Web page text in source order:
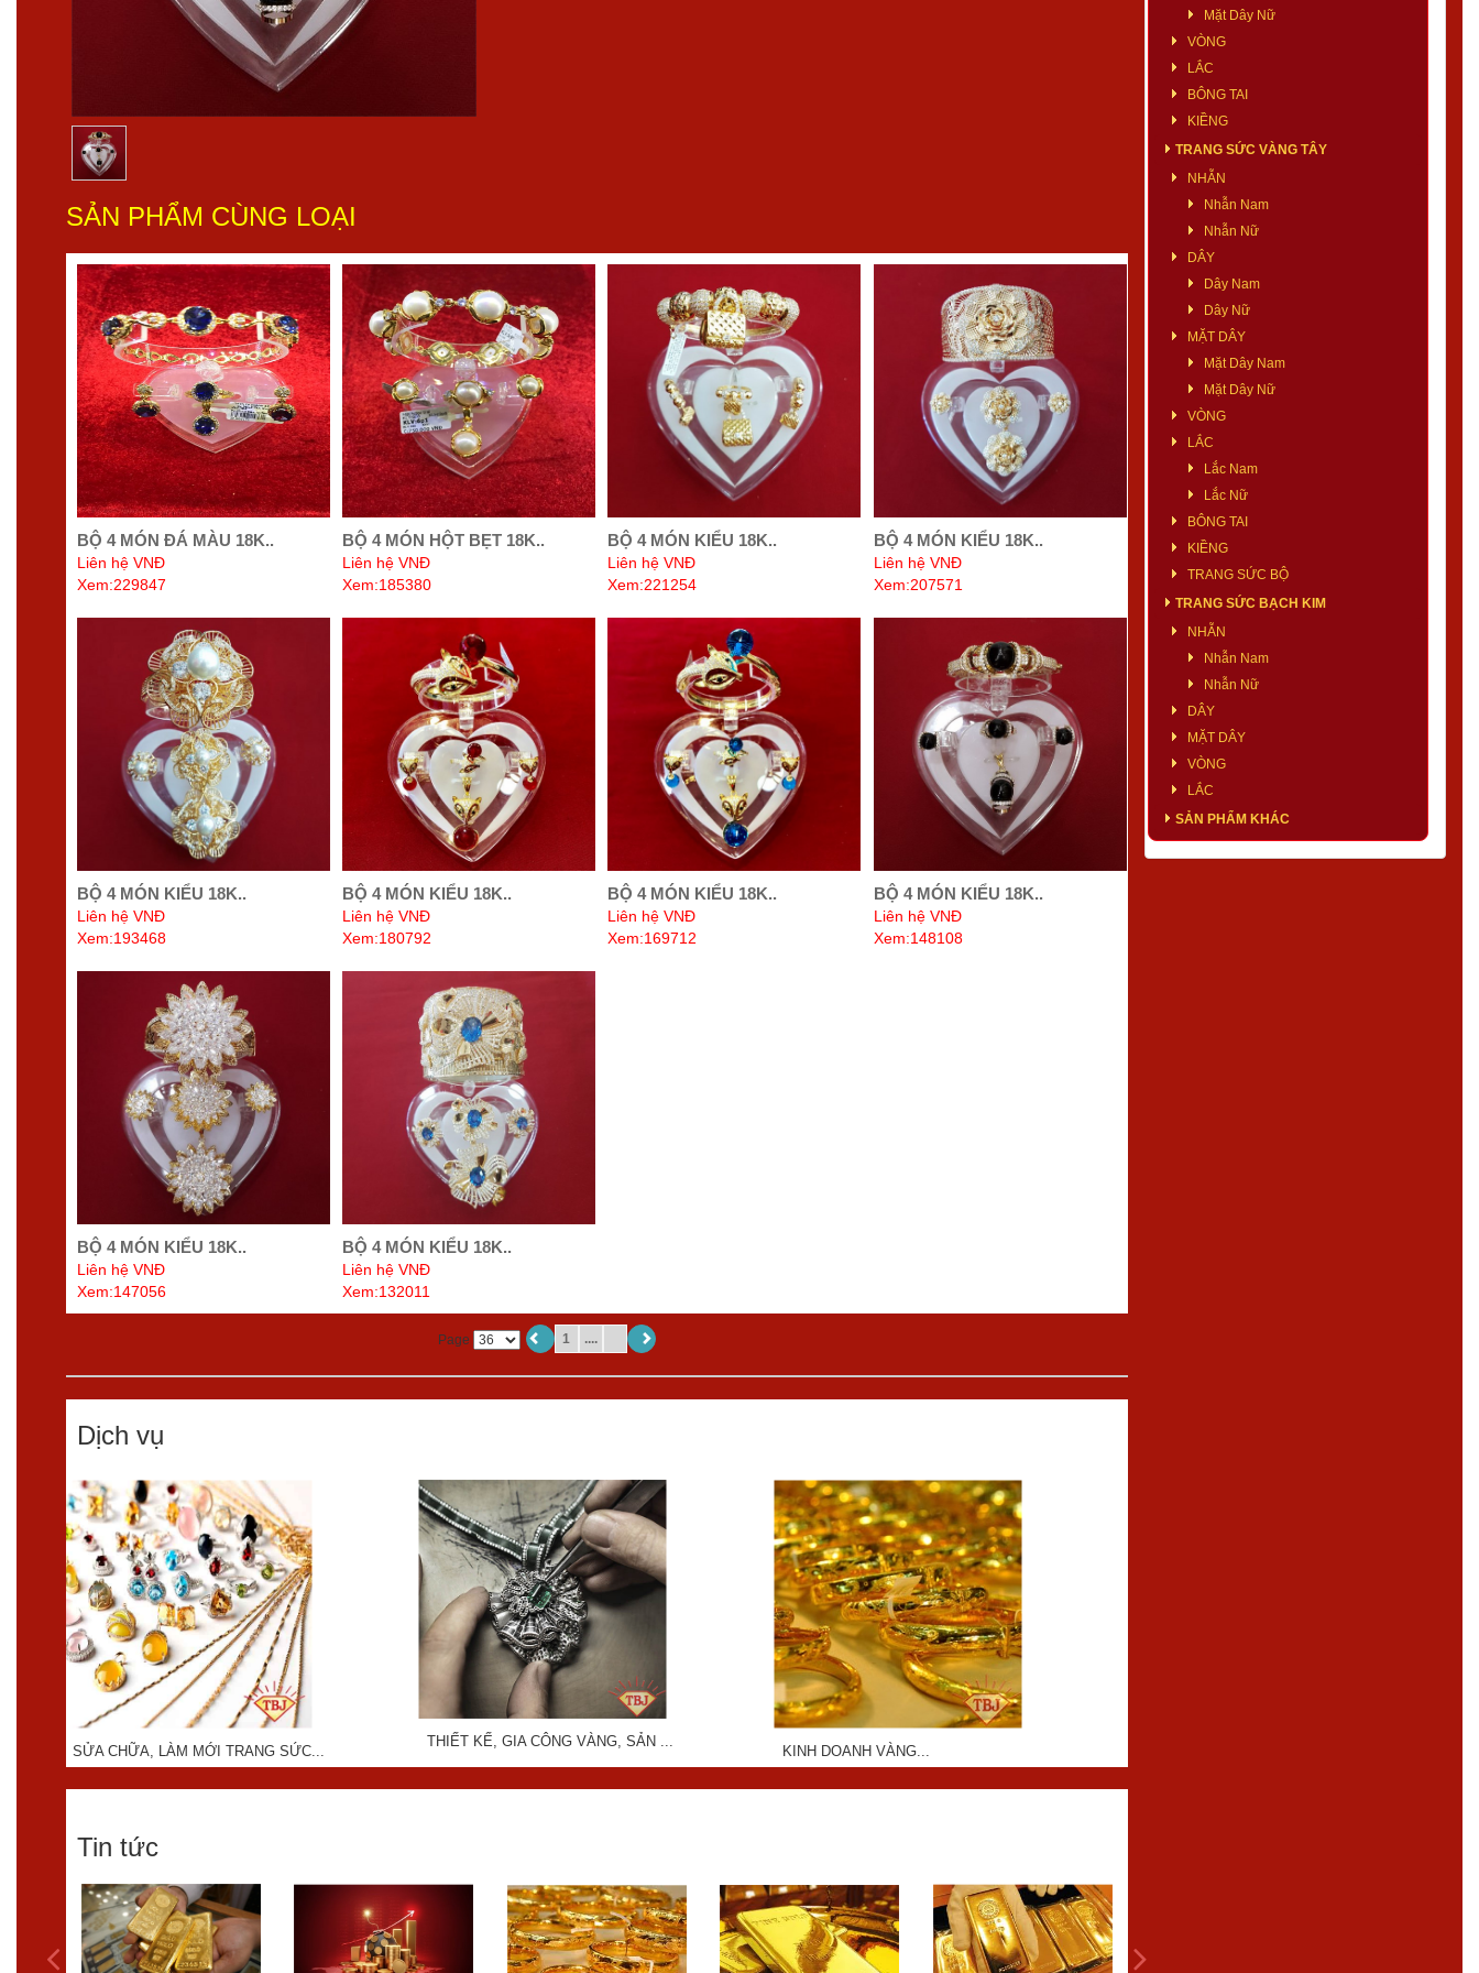
SẢN PHẨM CÙNG LOẠI
BỘ 4 MÓN ĐÁ MÀU 18K..
Liên hệ VNĐ
Xem:229847
BỘ 4 MÓN HỘT BẸT 18K..
Liên hệ VNĐ
Xem:185380
BỘ 4 MÓN KIỂU 18K..
Liên hệ VNĐ
Xem:221254
BỘ 4 MÓN KIỂU 18K..
Liên hệ VNĐ
Xem:207571
BỘ 4 MÓN KIỂU 18K..
Liên hệ VNĐ
Xem:193468
BỘ 4 MÓN KIỂU 18K..
Liên hệ VNĐ
Xem:180792
BỘ 4 MÓN KIỂU 18K..
Liên hệ VNĐ
Xem:169712
BỘ 4 MÓN KIỂU 18K..
Liên hệ VNĐ
Xem:148108
BỘ 4 MÓN KIỂU 18K..
Liên hệ VNĐ
Xem:147056
BỘ 4 MÓN KIỂU 18K..
Liên hệ VNĐ
Xem:132011
Page 1 ....
Dịch vụ
SỬA CHỮA, LÀM MỚI TRANG SỨC...
THIẾT KẾ, GIA CÔNG VÀNG, SẢN ...
KINH DOANH VÀNG...
Tin tức
Mặt Dây Nữ
VÒNG
LẮC
BÔNG TAI
KIỀNG
TRANG SỨC VÀNG TÂY
NHẪN
Nhẫn Nam
Nhẫn Nữ
DÂY
Dây Nam
Dây Nữ
MẶT DÂY
Mặt Dây Nam
Mặt Dây Nữ
VÒNG
LẮC
Lắc Nam
Lắc Nữ
BÔNG TAI
KIỀNG
TRANG SỨC BỘ
TRANG SỨC BẠCH KIM
NHẪN
Nhẫn Nam
Nhẫn Nữ
DÂY
MẶT DÂY
VÒNG
LẮC
SẢN PHẨM KHÁC